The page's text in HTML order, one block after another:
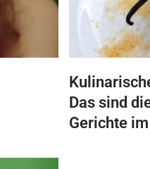
Das sind
Gerichte